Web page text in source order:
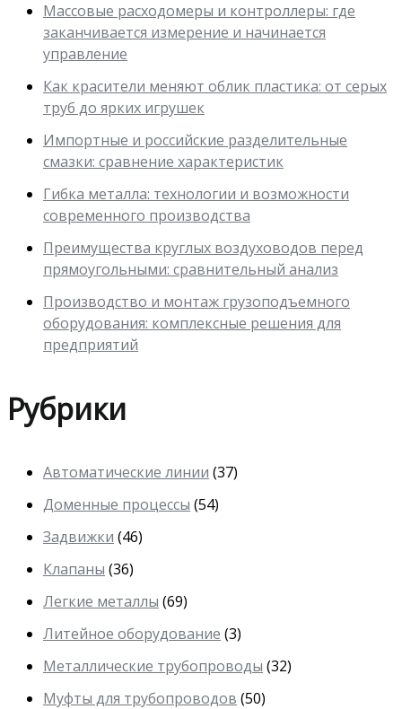
Массовые расходомеры и контроллеры: где
заканчивается измерение и начинается
управление
Как красители меняют облик пластика: от серых
труб до ярких игрушек
Импортные и российские разделительные
смазки: сравнение характеристик
Гибка металла: технологии и возможности
современного производства
Преимущества круглых воздуховодов перед
прямоугольными: сравнительный анализ
Производство и монтаж грузоподъемного
оборудования: комплексные решения для
предприятий
Рубрики
Автоматические линии (37)
Доменные процессы (54)
Задвижки (46)
Клапаны (36)
Легкие металлы (69)
Литейное оборудование (3)
Металлические трубопроводы (32)
Муфты для трубопроводов (50)